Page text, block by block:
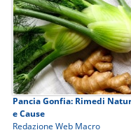
Pancia Gonfia: Rimedi
e Cause
Redazione Web Macro